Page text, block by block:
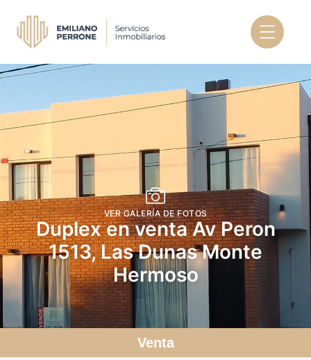
VER GALERÍA DE FOTOS
Duplex en venta Av Peron
1513, Las Dunas Monte
Hermoso
Venta